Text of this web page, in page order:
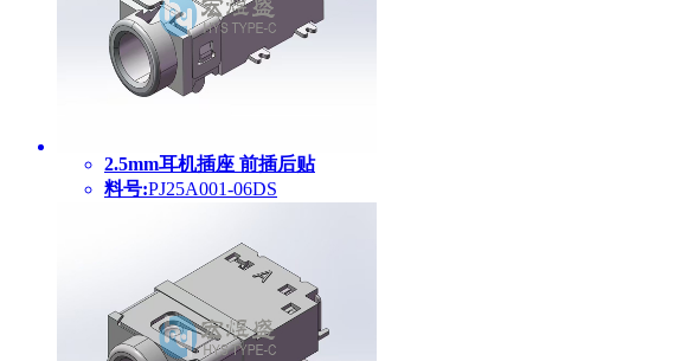
2.5mm耳机插座 前插后贴
料号:PJ25A001-06DS